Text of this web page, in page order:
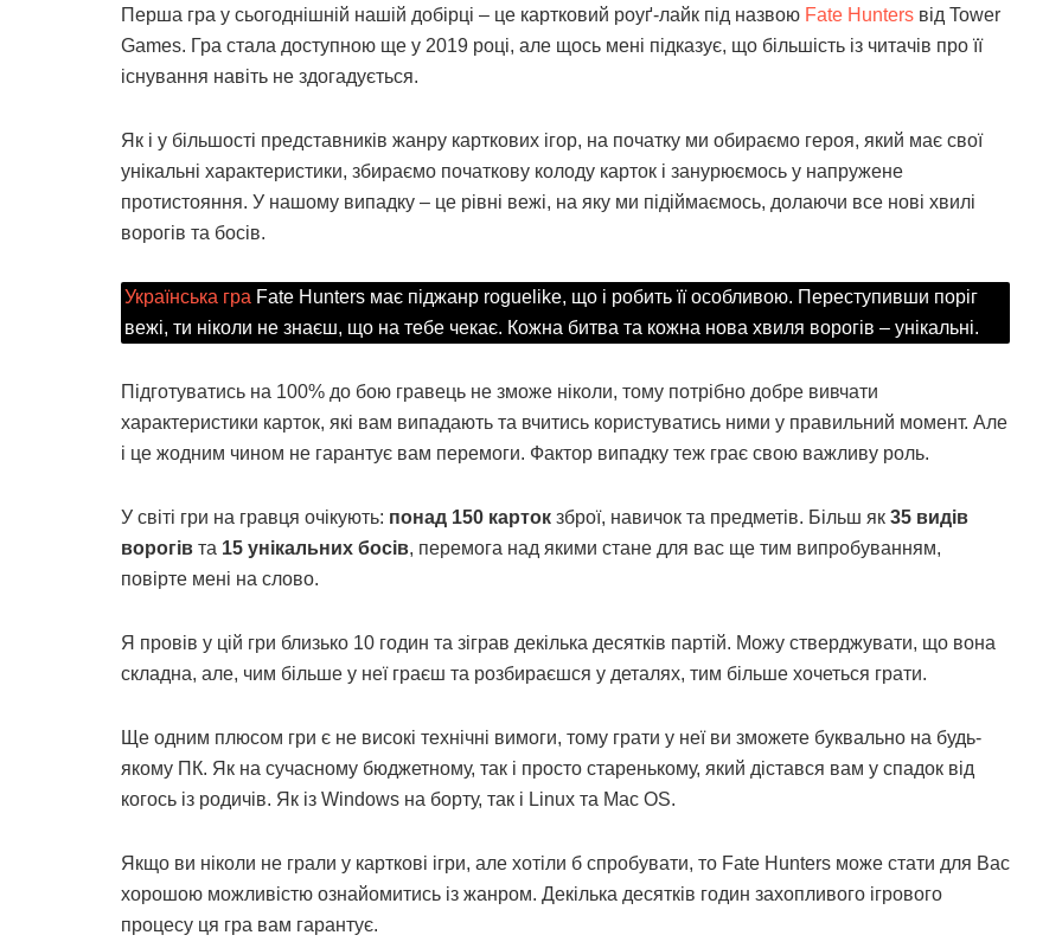
Перша гра у сьогоднішній нашій добірці – це картковий роуґ-лайк під назвою Fate Hunters від Tower
Games. Гра стала доступною ще у 2019 році, але щось мені підказує, що більшість із читачів про її
існування навіть не здогадується.
Як і у більшості представників жанру карткових ігор, на початку ми обираємо героя, який має свої
унікальні характеристики, збираємо початкову колоду карток і занурюємось у напружене
протистояння. У нашому випадку – це рівні вежі, на яку ми підіймаємось, долаючи все нові хвилі
ворогів та босів.
Українська гра Fate Hunters має піджанр roguelike, що і робить її особливою. Переступивши поріг
вежі, ти ніколи не знаєш, що на тебе чекає. Кожна битва та кожна нова хвиля ворогів – унікальні.
Підготуватись на 100% до бою гравець не зможе ніколи, тому потрібно добре вивчати
характеристики карток, які вам випадають та вчитись користуватись ними у правильний момент. Але
і це жодним чином не гарантує вам перемоги. Фактор випадку теж грає свою важливу роль.
У світі гри на гравця очікують: понад 150 карток зброї, навичок та предметів. Більш як 35 видів
ворогів та 15 унікальних босів, перемога над якими стане для вас ще тим випробуванням,
повірте мені на слово.
Я провів у цій гри близько 10 годин та зіграв декілька десятків партій. Можу стверджувати, що вона
складна, але, чим більше у неї граєш та розбираєшся у деталях, тим більше хочеться грати.
Ще одним плюсом гри є не високі технічні вимоги, тому грати у неї ви зможете буквально на будь-
якому ПК. Як на сучасному бюджетному, так і просто старенькому, який дістався вам у спадок від
когось із родичів. Як із Windows на борту, так і Linux та Mac OS.
Якщо ви ніколи не грали у карткові ігри, але хотіли б спробувати, то Fate Hunters може стати для Вас
хорошою можливістю ознайомитись із жанром. Декілька десятків годин захопливого ігрового
процесу ця гра вам гарантує.